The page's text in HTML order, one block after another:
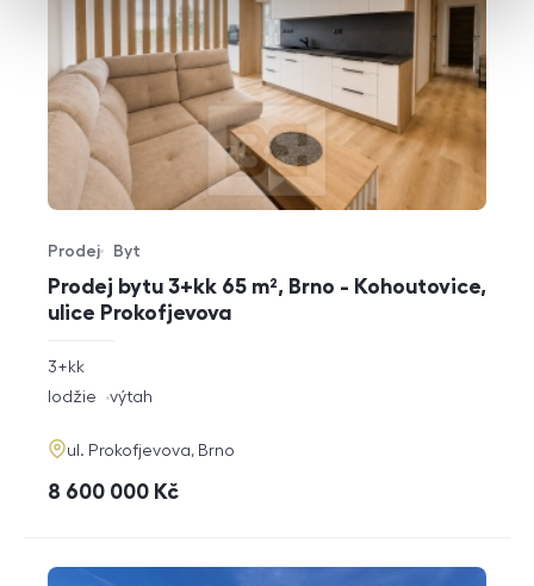
Prodej bytu 3+kk 65 m², Brno - Kohoutovice,
ulice Prokofjevova
Typ nabídky
Prodej
Typ nemovitosti
Byt
rozměry
dispozice
3+kk
funkce
lodžie výtah
adresa
ul. Prokofjevova, Brno
cena
8 600 000 Kč